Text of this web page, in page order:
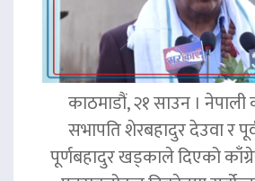
काठमाडौं, २१ साउन । नेपाली
सभापति शेरबहादुर देउवा र
पूर्णबहादुर खड्काले दिएको